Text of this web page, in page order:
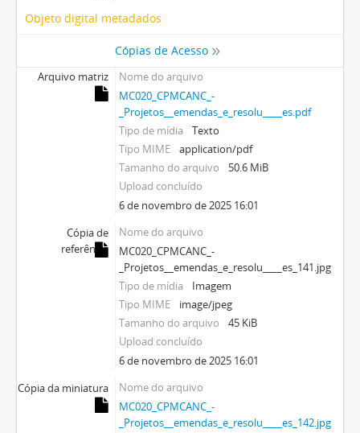
Objeto digital metadados
Cópias de Acesso
Arquivo matriz
Nome do arquivo
MC020_CPMCANC_-
_Projetos__emendas_e_resolu____es.pdf
Tipo de mídia
Texto
Tipo MIME
application/pdf
Tamanho do arquivo
50.6 MiB
Upload concluído
6 de novembro de 2025 16:01
Cópia de
referência
Nome do arquivo
MC020_CPMCANC_-
_Projetos__emendas_e_resolu____es_141.jpg
Tipo de mídia
Imagem
Tipo MIME
image/jpeg
Tamanho do arquivo
45 KiB
Upload concluído
6 de novembro de 2025 16:01
Cópia da miniatura
Nome do arquivo
MC020_CPMCANC_-
_Projetos__emendas_e_resolu____es_142.jpg